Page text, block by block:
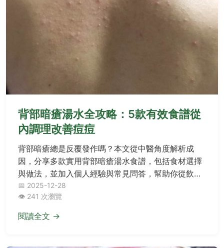
背部暗瘡湯水全攻略：5款有效食譜從
內調理改善痘痘
背部暗瘡總是反覆發作嗎？本文從中醫角度解析成
因，分享多款實用背部暗瘡湯水食譜，包括食材選擇
與做法，並加入個人經驗與常見問答，幫助你從飲食
根本改善皮膚問題。
📅 2025-12-28
👁️ 241 次瀏覽
閱讀全文 →